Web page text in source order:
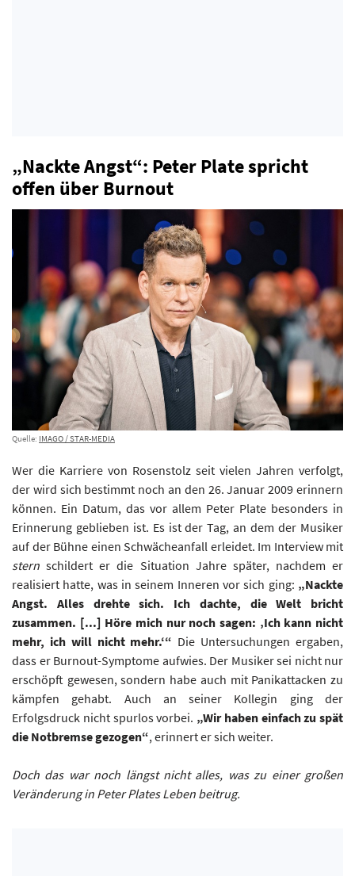
„Nackte Angst“: Peter Plate spricht
offen über Burnout
Quelle: IMAGO / STAR-MEDIA
Wer die Karriere von Rosenstolz seit vielen Jahren verfolgt,
der wird sich bestimmt noch an den 26. Januar 2009 erinnern
können. Ein Datum, das vor allem Peter Plate besonders in
Erinnerung geblieben ist. Es ist der Tag, an dem der Musiker
auf der Bühne einen Schwächeanfall erleidet. Im Interview mit
stern schildert er die Situation Jahre später, nachdem er
realisiert hatte, was in seinem Inneren vor sich ging: „Nackte
Angst. Alles drehte sich. Ich dachte, die Welt bricht
zusammen. [...] Höre mich nur noch sagen: ‚Ich kann nicht
mehr, ich will nicht mehr.‘“ Die Untersuchungen ergaben,
dass er Burnout-Symptome aufwies. Der Musiker sei nicht nur
erschöpft gewesen, sondern habe auch mit Panikattacken zu
kämpfen gehabt. Auch an seiner Kollegin ging der
Erfolgsdruck nicht spurlos vorbei. „Wir haben einfach zu spät
die Notbremse gezogen“, erinnert er sich weiter.
Doch das war noch längst nicht alles, was zu einer großen
Veränderung in Peter Plates Leben beitrug.